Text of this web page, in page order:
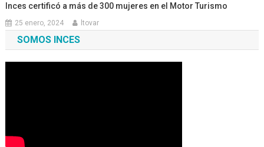
Inces certificó a más de 300 mujeres en el Motor Turismo
25 enero, 2024 ltovar
SOMOS INCES